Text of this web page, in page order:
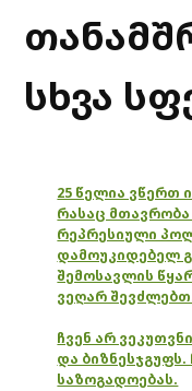
სხვა
25 წელია ვწერთ
რასაც
რეპრესიული
დამოუკიდებელ
შემოსავლის
ვეღარ
ჩვენ არ
და ბიზნესჯგუფს.
საზოგადოებას.